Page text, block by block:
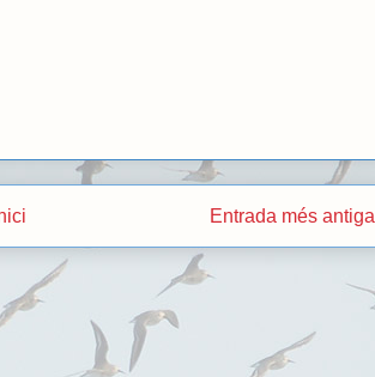
Entrada més antiga